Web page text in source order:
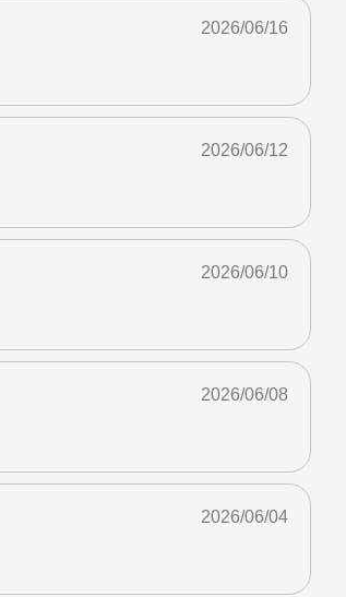
2026/06/16
2026/06/12
2026/06/10
2026/06/08
2026/06/04